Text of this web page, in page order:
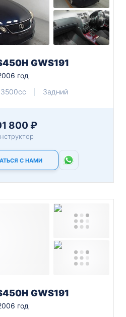
GWS191
год
3500cc Задний
800 ₽
С НАМИ
GWS191
год